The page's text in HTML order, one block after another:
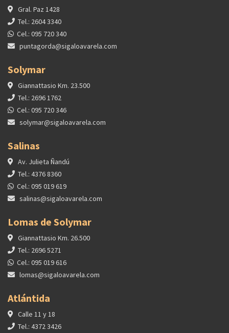
Gral. Paz 1428
Tel.: 2604 3340
Cel.: 095 720 340
puntagorda@sigaloavarela.com
Solymar
Giannattasio Km. 23.500
Tel.: 2696 1762
Cel.: 095 720 346
solymar@sigaloavarela.com
Salinas
Av. Julieta Ñandú
Tel.: 4376 8360
Cel.: 095 019 619
salinas@sigaloavarela.com
Lomas de Solymar
Giannattasio Km. 26.500
Tel.: 2696 5271
Cel.: 095 019 616
lomas@sigaloavarela.com
Atlántida
Calle 11 y 18
Tel.: 4372 3426